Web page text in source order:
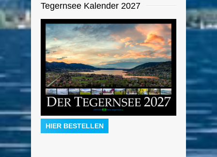
Tegernsee Kalender 2027
HIER BESTELLEN